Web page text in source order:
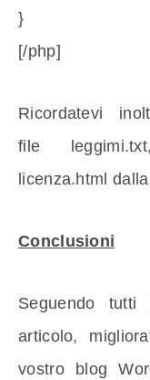
}
[/php]
Ricordatevi
file
licenza.html
Conclusioni
Seguendo
articolo,
vostro blog